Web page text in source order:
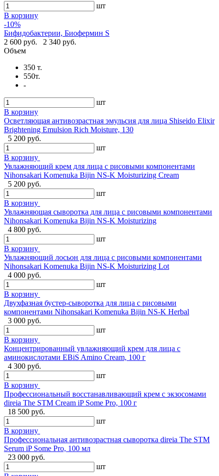
шт
В корзину
-10%
Бифидобактерии, Биофермин S
2 600 руб.
2 340 руб.
Объем
350 т.
550т.
-
шт
В корзину
Осветляющая антивозрастная эмульсия для лица Shiseido Elixir
Brightening Emulsion Rich Moisture, 130
5 200 руб.
шт
В корзину
Увлажняющий крем для лица с рисовыми компонентами
Nihonsakari Komenuka Bijin NS-K Moisturizing Cream
5 200 руб.
шт
В корзину
Увлажняющая сыворотка для лица с рисовыми компонентами
Nihonsakari Komenuka Bijin NS-K Moisturizing
4 800 руб.
шт
В корзину
Увлажняющий лосьон для лица с рисовыми компонентами
Nihonsakari Komenuka Bijin NS-K Moisturizing Lot
4 000 руб.
шт
В корзину
Двухфазная бустер-сыворотка для лица с рисовыми
компонентами Nihonsakari Komenuka Bijin NS-K Herbal
3 000 руб.
шт
В корзину
Концентрированный увлажняющий крем для лица с
аминокислотами EBiS Amino Cream, 100 г
4 300 руб.
шт
В корзину
Профессиональный восстанавливающий крем с экзосомами
direia The STM Cream iP Some Pro, 100 г
18 500 руб.
шт
В корзину
Профессиональная антивозрастная сыворотка direia The STM
Serum iP Some Pro, 100 мл
23 000 руб.
шт